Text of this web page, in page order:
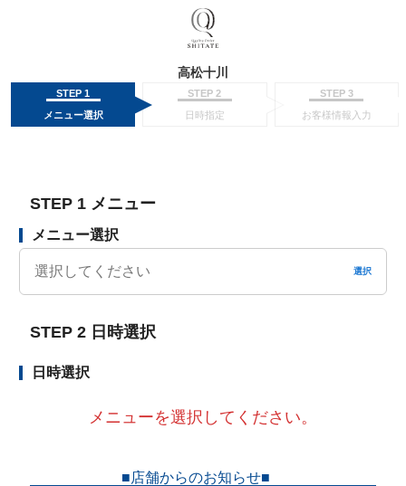
高松十川
STEP 1
メニュー選択
STEP 2
日時指定
STEP 3
お客様情報入力
STEP 1 メニュー
メニュー選択
選択
STEP 2 日時選択
日時選択
メニューを選択してください。
■店舗からのお知らせ■